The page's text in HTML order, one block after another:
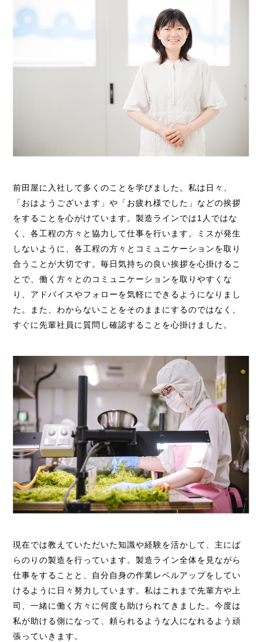
前田屋に入社して多くのことを学びました。私は日々、
「おはようございます」や「お疲れ様でした」などの挨拶
をすることを心がけています。製造ラインでは1人ではな
く、各工程の方々と協力して仕事を行います。ミスが発生
しないように、各工程の方々とコミュニケーションを取り
合うことが大切です。毎日気持ちの良い挨拶を心掛けるこ
とで、働く方々とのコミュニケーションを取りやすくな
り、アドバイスやフォローを気軽にできるようになりまし
た。また、わからないことをそのままにするのではなく、
すぐに先輩社員に質問し確認することを心掛けました。
現在では教えていただいた知識や経験を活かして、主にば
らのりの製造を行っています。製造ライン全体を見ながら
仕事をすることと、自分自身の作業レベルアップをしてい
けるように日々努力しています。私はこれまで先輩方や上
司、一緒に働く方々に何度も助けられてきました。今度は
私が助ける側になって、頼られるような人になれるよう頑
張っていきます。